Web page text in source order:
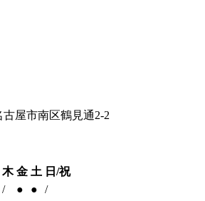
屋市南区鶴見通2-2
木 金 土 日/祝
/ ● ●
/